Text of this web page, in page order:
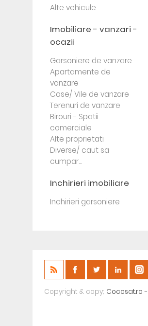
Alte vehicule
Imobiliare - vanzari -
ocazii
Garsoniere de vanzare
Apartamente de
vanzare
Case/ Vile de vanzare
Terenuri de vanzare
Birouri - Spatii
comerciale
Alte proprietati
Diverse/ caut sa
cumpar...
Inchirieri imobiliare
Inchirieri garsoniere
Copyright & copy; Cocosat.ro